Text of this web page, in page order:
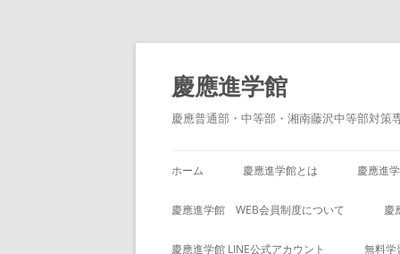
コ
テ
ン
ツ
へ
ス
慶應進学館
慶應普通部・中等部・湘南藤沢中等部対
ホーム 慶應進学館とは 慶應進
慶應進学館 WEB会員制度について 慶
慶應進学館 LINE公式アカウント 無料学